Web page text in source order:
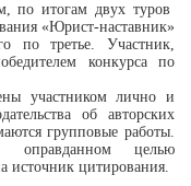
по итогам двух туров
«Юрист-наставник»
по третье. Участник,
конкурса по
участником лично и
об авторских
групповые работы.
оправданном целью
источник цитирования.